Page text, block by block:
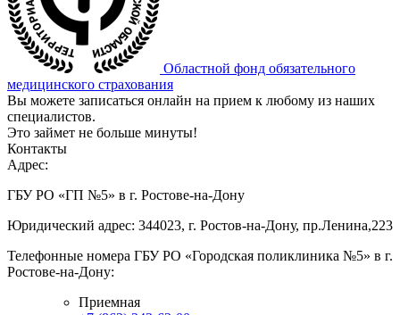
Областной фонд обязательного
медицинского страхования
Вы можете записаться онлайн на прием к любому из наших
специалистов.
Это займет не больше минуты!
Контакты
Адрес:
ГБУ РО «ГП №5» в г. Ростове-на-Дону
Юридический адрес: 344023, г. Ростов-на-Дону, пр.Ленина,223
Телефонные номера ГБУ РО «Городская поликлиника №5» в г.
Ростове-на-Дону:
Приемная